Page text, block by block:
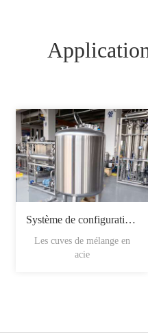
Système de configuration du sirop
Les cuves de mélange en
acie